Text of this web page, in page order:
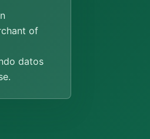
of
datos